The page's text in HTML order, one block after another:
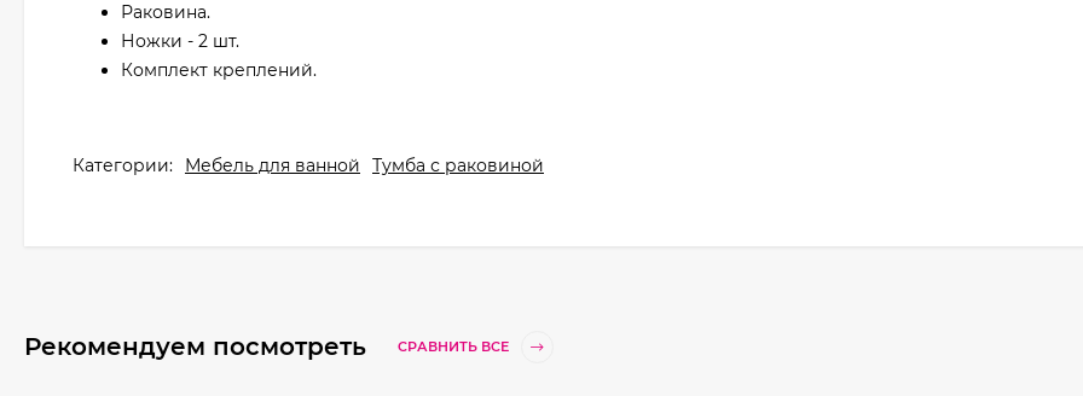
Раковина.
Ножки - 2 шт.
Комплект креплений.
Категории: Мебель для ванной Тумба с раковиной
Рекомендуем посмотреть СРАВНИТЬ ВСЕ